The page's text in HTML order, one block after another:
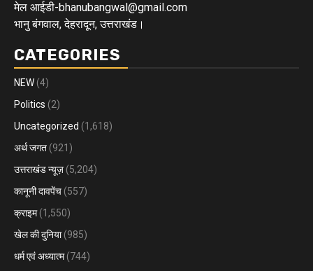
मेल आईडी-bhanubangwal@gmail.com
भानु बंगवाल, देहरादून, उत्तराखंड।
CATEGORIES
NEW (4)
Politics (2)
Uncategorized (1,618)
अर्थ जगत (921)
उत्तराखंड न्यूज़ (5,204)
कानूनी दावपेंच (557)
क्राइम(1,550)
खेल की दुनिया(985)
धर्म एवं अध्यात्म(744)